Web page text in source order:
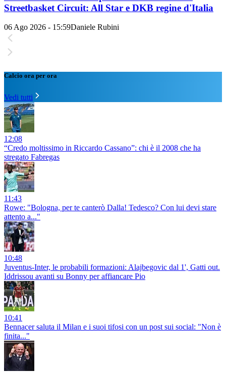
Streetbasket Circuit: All Star e DKB regine d'Italia
06 Ago 2026 - 15:59Daniele Rubini
Calcio ora per ora
Vedi tutti
12:08
“Credo moltissimo in Riccardo Cassano”: chi è il 2008 che ha
stregato Fabregas
11:43
Rowe: "Bologna, per te canterò Dalla! Tedesco? Con lui devi stare
attento a..."
10:48
Juventus-Inter, le probabili formazioni: Alajbegovic dal 1', Gatti out.
Iddrissou avanti su Bonny per affiancare Pio
10:41
Bennacer saluta il Milan e i suoi tifosi con un post sui social: "Non è
finita..."